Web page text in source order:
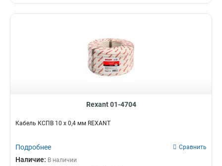
Rexant 01-4704
Кабель КСПВ 10 х 0,4 мм REXANT
Подробнее Сравнить
Наличие: В наличии